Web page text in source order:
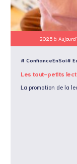
2025 à
# ConfianceEnSoi#
Les tout-petits
La promotion de la